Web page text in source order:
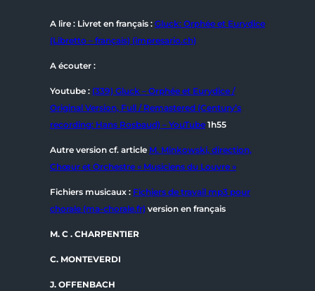
A lire : Livret en français : Gluck: Orphée et Eurydice
(Libretto – français) (impresario.ch)
A écouter :
Youtube : (339) Gluck – Orphée et Eurydice /
Original Version, Full / Remastered (Century’s
recording: Hans Rosbaud) – YouTube 1h55
Autre version cf. article M. Minkowski, direction,
Chœur et Orchestre « Musiciens du Louvre »
Fichiers musicaux : Fichiers de travail mp3 pour
chorale (ma-chorale.fr) version en français
M. C . CHARPENTIER
C. MONTEVERDI
J. OFFENBACH